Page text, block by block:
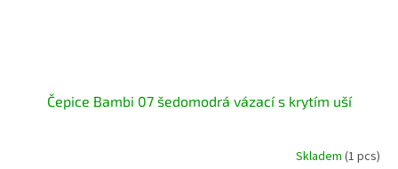
Čepice Bambi 07 šedomodrá vázací s krytím uší
Skladem (1 pcs)